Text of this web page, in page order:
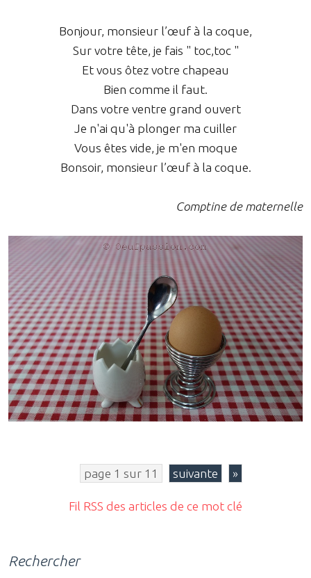
Bonjour, monsieur l’œuf à la coque,
Sur votre tête, je fais " toc,toc "
Et vous ôtez votre chapeau
Bien comme il faut.
Dans votre ventre grand ouvert
Je n'ai qu'à plonger ma cuiller
Vous êtes vide, je m'en moque
Bonsoir, monsieur l’œuf à la coque.
Comptine de maternelle
page 1 sur 11 suivante »
Fil RSS des articles de ce mot clé
Rechercher